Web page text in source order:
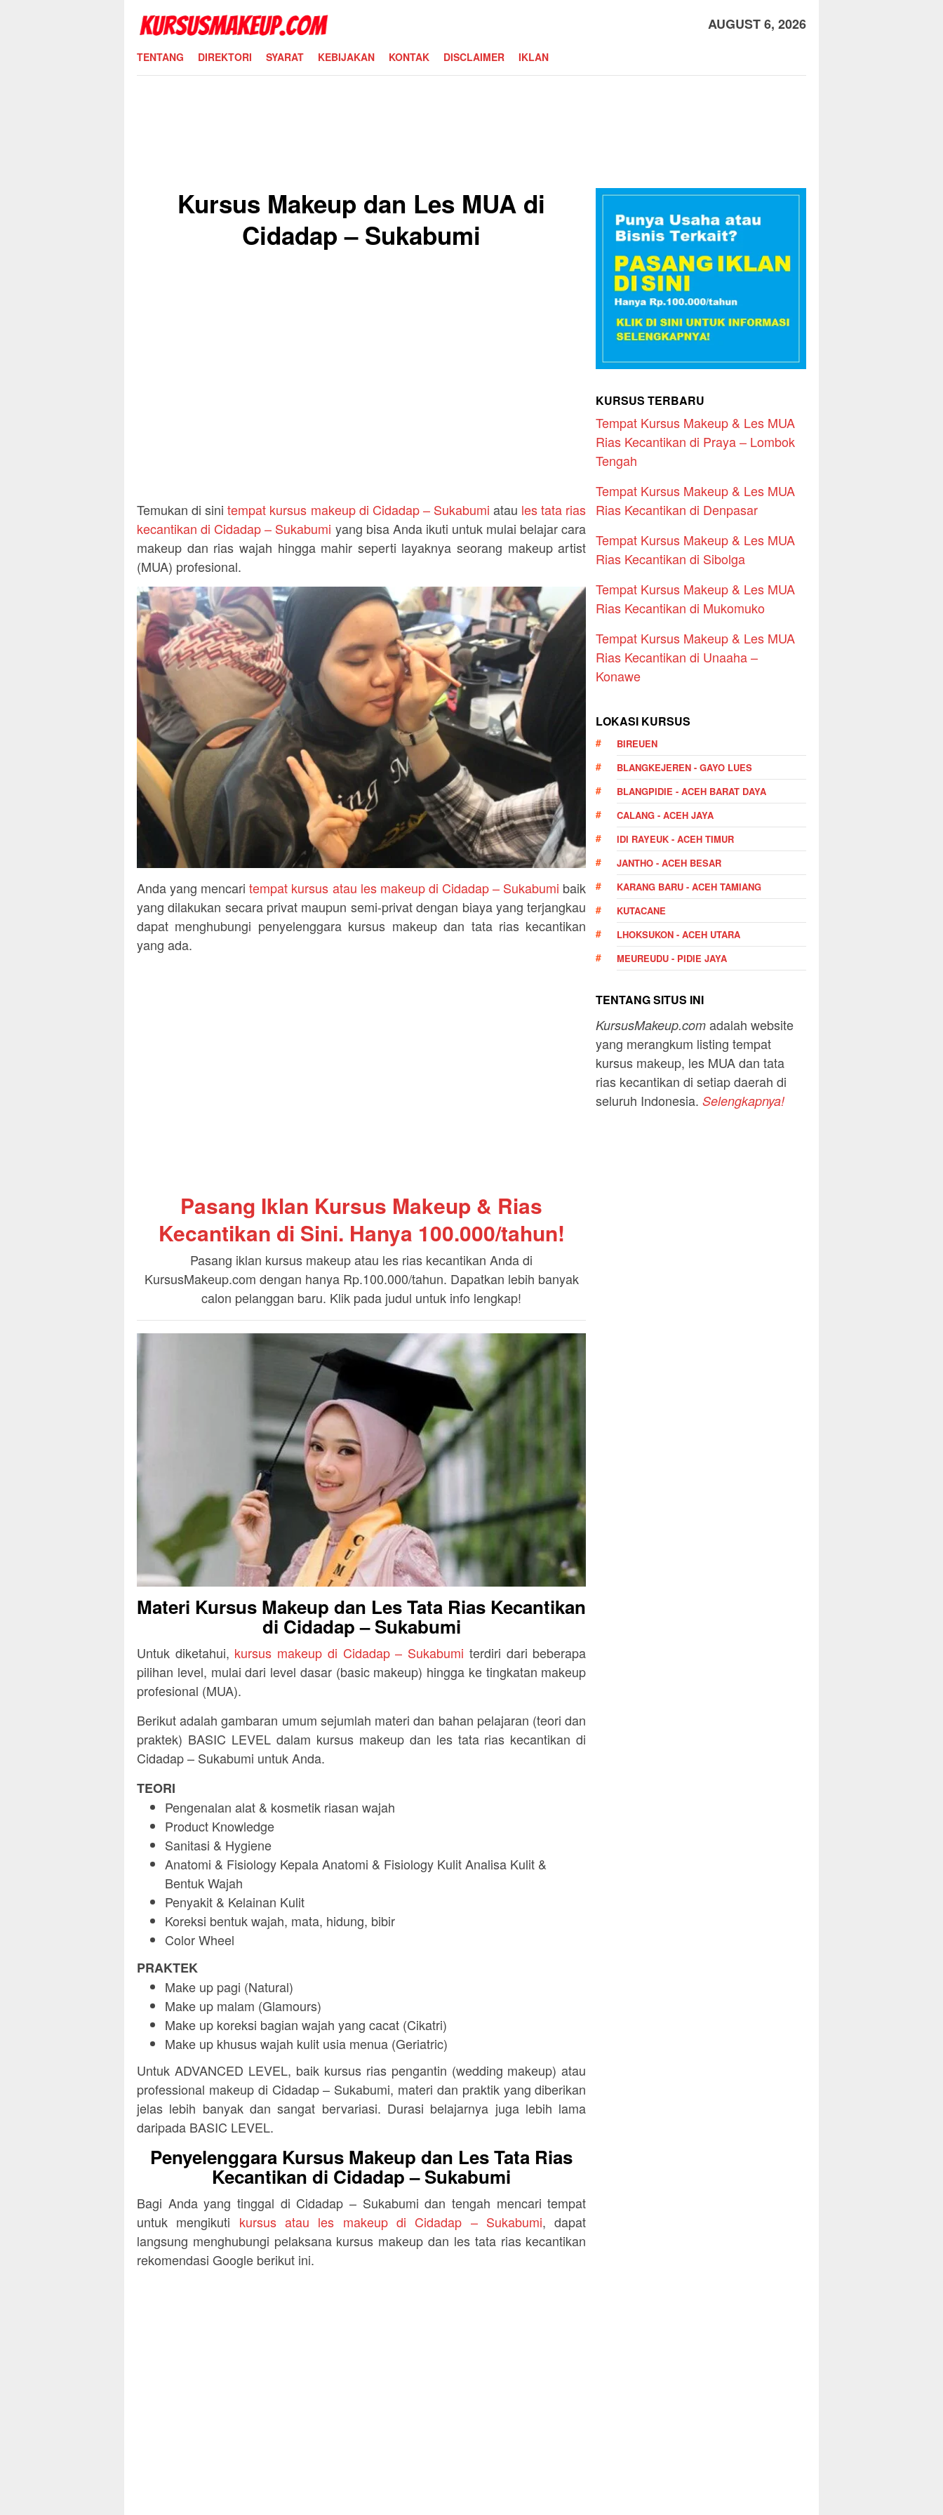
AUGUST 6, 2026
TENTANG DIREKTORI SYARAT KEBIJAKAN KONTAK DISCLAIMER IKLAN
Kursus Makeup dan Les MUA di
Cidadap – Sukabumi
Temukan di sinitempat kursus makeup di Cidadap – Sukabumi atau les tata rias
kecantikan di Cidadap – Sukabumi yang bisa Anda ikuti untuk mulai belajar cara
makeup dan rias wajah hingga mahir seperti layaknya seorang makeup artist
(MUA) profesional.
Anda yang mencaritempat kursus atau les makeup di Cidadap – Sukabumi baik
yang dilakukan secara privat maupun semi-privat dengan biaya yang terjangkau
dapat menghubungi penyelenggara kursus makeup dan tata rias kecantikan
yang ada.
Pasang Iklan Kursus Makeup & Rias
Kecantikan di Sini. Hanya 100.000/tahun!
Pasang iklan kursus makeup atau les rias kecantikan Anda di
KursusMakeup.com dengan hanya Rp.100.000/tahun. Dapatkan lebih banyak
calon pelanggan baru. Klik pada judul untuk info lengkap!
Materi Kursus Makeup dan Les Tata Rias Kecantikan
di Cidadap – Sukabumi
Untuk diketahui, kursus makeup di Cidadap – Sukabumi terdiri dari beberapa
pilihan level, mulai dari level dasar (basic makeup) hingga ke tingkatan makeup
profesional (MUA).
Berikut adalah gambaran umum sejumlah materi dan bahan pelajaran (teori dan
praktek) BASIC LEVEL dalam kursus makeup dan les tata rias kecantikan di
Cidadap – Sukabumi untuk Anda.
TEORI
Pengenalan alat & kosmetik riasan wajah
Product Knowledge
Sanitasi & Hygiene
Anatomi & Fisiology Kepala Anatomi & Fisiology Kulit Analisa Kulit &
Bentuk Wajah
Penyakit & Kelainan Kulit
Koreksi bentuk wajah, mata, hidung, bibir
Color Wheel
PRAKTEK
Make up pagi (Natural)
Make up malam (Glamours)
Make up koreksi bagian wajah yang cacat (Cikatri)
Make up khusus wajah kulit usia menua (Geriatric)
Untuk ADVANCED LEVEL, baik kursus rias pengantin (wedding makeup) atau
professional makeup di Cidadap – Sukabumi, materi dan praktik yang diberikan
jelas lebih banyak dan sangat bervariasi. Durasi belajarnya juga lebih lama
daripada BASIC LEVEL.
Penyelenggara Kursus Makeup dan Les Tata Rias
Kecantikan di Cidadap – Sukabumi
Bagi Anda yang tinggal di Cidadap – Sukabumi dan tengah mencari tempat
untuk mengikuti kursus atau les makeup di Cidadap – Sukabumi, dapat
langsung menghubungi pelaksana kursus makeup dan les tata rias kecantikan
rekomendasi Google berikut ini.
KURSUS TERBARU
Tempat Kursus Makeup & Les MUA
Rias Kecantikan di Praya – Lombok
Tengah
Tempat Kursus Makeup & Les MUA
Rias Kecantikan di Denpasar
Tempat Kursus Makeup & Les MUA
Rias Kecantikan di Sibolga
Tempat Kursus Makeup & Les MUA
Rias Kecantikan di Mukomuko
Tempat Kursus Makeup & Les MUA
Rias Kecantikan di Unaaha –
Konawe
LOKASI KURSUS
BIREUEN
BLANGKEJEREN - GAYO LUES
BLANGPIDIE - ACEH BARAT DAYA
CALANG - ACEH JAYA
IDI RAYEUK - ACEH TIMUR
JANTHO - ACEH BESAR
KARANG BARU - ACEH TAMIANG
KUTACANE
LHOKSUKON - ACEH UTARA
MEUREUDU - PIDIE JAYA
TENTANG SITUS INI
KursusMakeup.com adalah website
yang merangkum listing tempat
kursus makeup, les MUA dan tata
rias kecantikan di setiap daerah di
seluruh Indonesia.Selengkapnya!